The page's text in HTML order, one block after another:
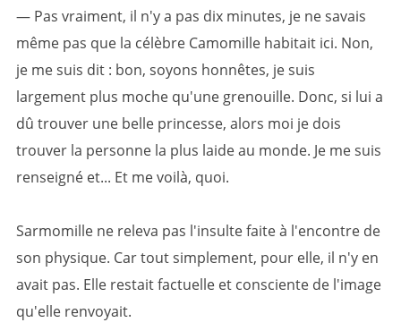
— Pas vraiment, il n'y a pas dix minutes, je ne savais
même pas que la célèbre Camomille habitait ici. Non,
je me suis dit : bon, soyons honnêtes, je suis
largement plus moche qu'une grenouille. Donc, si lui a
dû trouver une belle princesse, alors moi je dois
trouver la personne la plus laide au monde. Je me suis
renseigné et... Et me voilà, quoi.
Sarmomille ne releva pas l'insulte faite à l'encontre de
son physique. Car tout simplement, pour elle, il n'y en
avait pas. Elle restait factuelle et consciente de l'image
qu'elle renvoyait.